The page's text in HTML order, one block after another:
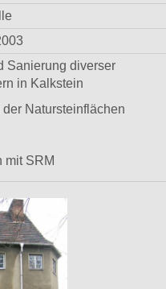
Sanierung diverser
in Kalkstein
Natursteinflächen
mit SRM